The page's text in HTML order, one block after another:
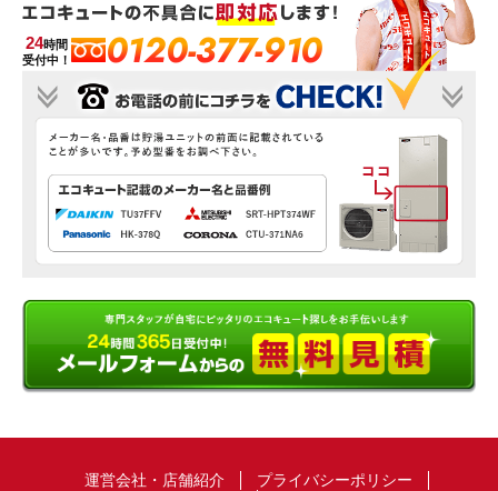
24時間
受付中！
0120-377-910
運営会社・店舗紹介
プライバシーポリシー